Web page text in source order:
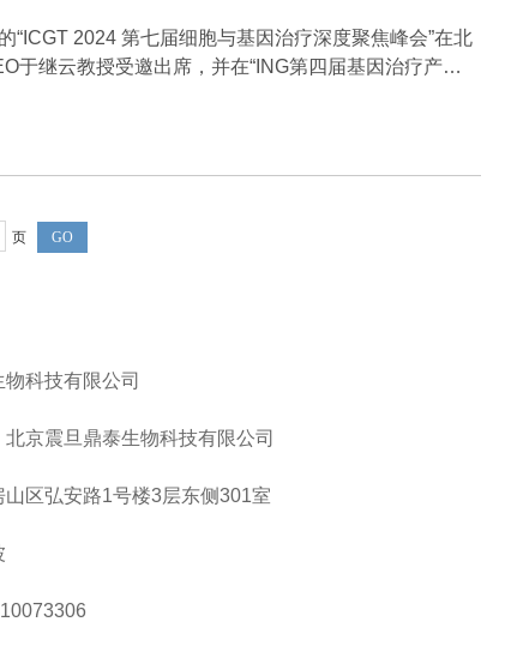
2024 第七届细胞与基因治疗深度聚焦峰会”在北
于继云教授受邀出席，并在“ING第四届基因治疗产业
页 GO
科技有限公司
京震旦鼎泰生物科技有限公司
区弘安路1号楼3层东侧301室